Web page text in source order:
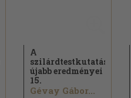
A
szilárdtestkutatás
újabb eredményei
15.
Gévay Gábor...